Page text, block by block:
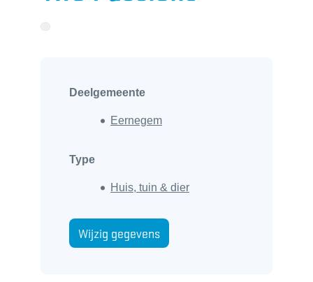
Deelgemeente
Eernegem
Type
Huis, tuin & dier
Wijzig gegevens